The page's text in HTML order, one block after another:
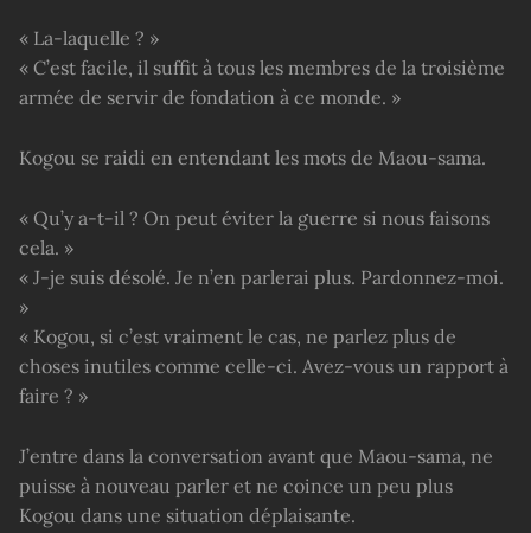
« La-laquelle ? »
« C’est facile, il suffit à tous les membres de la troisième
armée de servir de fondation à ce monde. »
Kogou se raidi en entendant les mots de Maou-sama.
« Qu’y a-t-il ? On peut éviter la guerre si nous faisons
cela. »
« J-je suis désolé. Je n’en parlerai plus. Pardonnez-moi.
»
« Kogou, si c’est vraiment le cas, ne parlez plus de
choses inutiles comme celle-ci. Avez-vous un rapport à
faire ? »
J’entre dans la conversation avant que Maou-sama, ne
puisse à nouveau parler et ne coince un peu plus
Kogou dans une situation déplaisante.